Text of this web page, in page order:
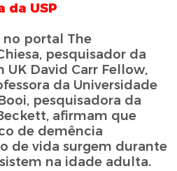
da USP
portal The
pesquisador da
UK David Carr Fellow,
da Universidade
pesquisadora da
afirmam que
de demência
de vida surgem durante
na idade adulta.